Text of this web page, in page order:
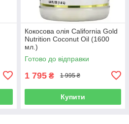
Кокосова олія California Gold
Nutrition Coconut Oil (1600
мл.)
Готово до відправки
1 795 ₴ 1 995 ₴
Купити